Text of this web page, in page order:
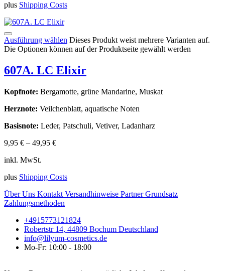
plus Shipping Costs
Ausführung wählen Dieses Produkt weist mehrere Varianten auf.
Die Optionen können auf der Produktseite gewählt werden
607A. LC Elixir
Kopfnote: Bergamotte, grüne Mandarine, Muskat
Herznote: Veilchenblatt, aquatische Noten
Basisnote: Leder, Patschuli, Vetiver, Ladanharz
9,95 € – 49,95 €
inkl. MwSt.
plus Shipping Costs
Über Uns Kontakt Versandhinweise PartnerGrundsatz
Zahlungsmethoden
+4915773121824
Robertstr 14, 44809 Bochum Deutschland
info@lilyum-cosmetics.de
Mo-Fr: 10:00 - 18:00